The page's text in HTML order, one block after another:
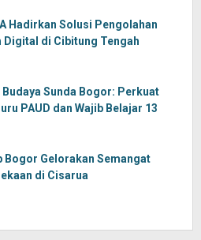
Hadirkan Solusi Pengolahan
Digital di Cibitung Tengah
Budaya Sunda Bogor: Perkuat
PAUD dan Wajib Belajar 13
Bogor Gelorakan Semangat
di Cisarua